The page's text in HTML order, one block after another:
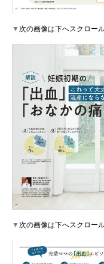
▼次の画像は下へスクロー
▼次の画像は下へスクロー